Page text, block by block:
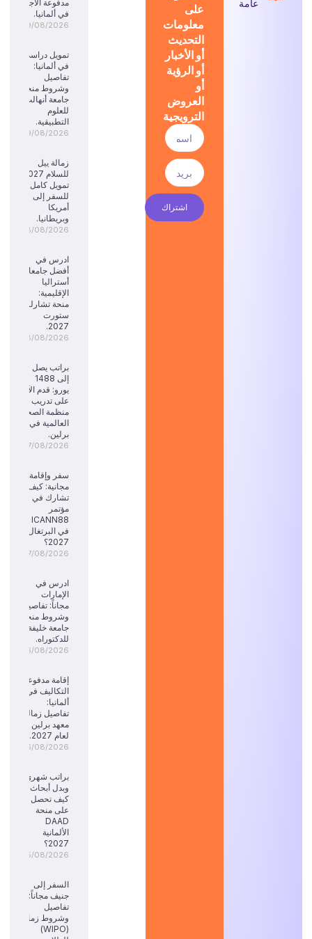
عامة
على
معلومات
التحديث
أو الأخبار
أو الرؤية
أو
العروض
الترويجية
اشتراك
مدفوعة الأجر
في ألمانيا.
09/08/2026
تمويل دراسي
في ألمانيا:
تفاصيل
وشروط منحة
جامعة أنهالت
للعلوم
التطبيقية.
09/08/2026
زمالة ييل
تمويل كامل
للسفر إلى
أمريكا
وبريطانيا.
08/08/2026
ادرس في
أفضل جامعات
أستراليا
الإقليمية:
منحة تشارلز
ستورت
2027.
08/08/2026
براتب يصل
إلى 1488
يورو: قدم الآن
على تدريب
منظمة الصحة
العالمية في
برلين.
07/08/2026
سفر وإقامة
مجانية: كيف
تشارك في
مؤتمر
ICANN88
في البرتغال
2027؟
07/08/2026
ادرس في
الإمارات
مجاناً: تفاصيل
وشروط منحة
جامعة خليفة
للدكتوراه.
06/08/2026
إقامة مدفوعة
التكاليف في
ألمانيا:
تفاصيل زمالة
معهد برلين
لعام 2027.
06/08/2026
براتب شهري
وبدل أبحاث:
كيف تحصل
على منحة
DAAD
الألمانية
2027؟
05/08/2026
السفر إلى
جنيف مجاناً:
تفاصيل
وشروط زمالة
(WIPO)